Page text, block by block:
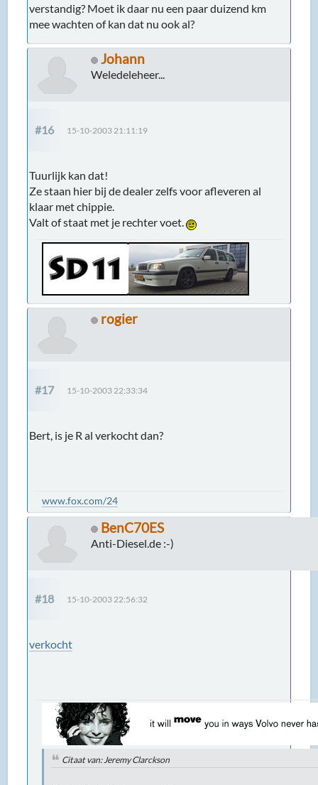
verstandig? Moet ik daar nu een paar duizend km
mee wachten of kan dat nu ook al?
Johann
Weledeleheer...
#16 15-10-2003 21:11:19
Tuurlijk kan dat!
Ze staan hier bij de dealer zelfs voor afleveren al
klaar met chippie.
Valt of staat met je rechter voet.
rogier
#17 15-10-2003 22:33:34
Bert, is je R al verkocht dan?
www.fox.com/24
BenC70ES
Anti-Diesel.de :-)
#18 15-10-2003 22:56:32
verkocht
Citaat van: Jeremy Clarckson